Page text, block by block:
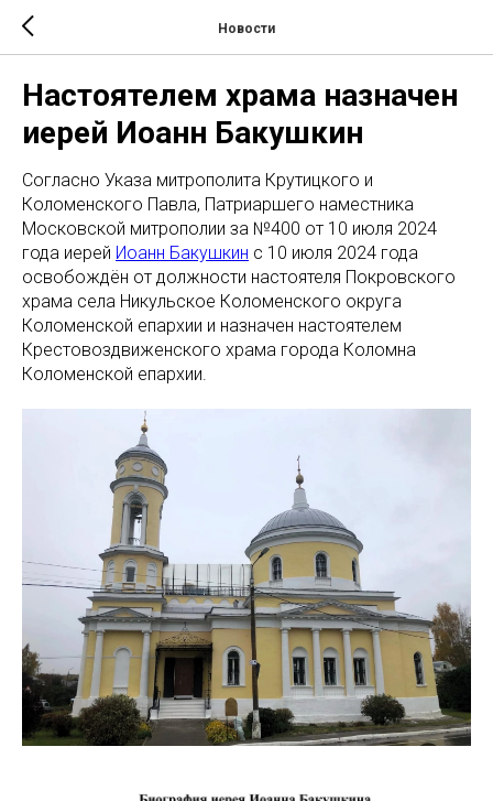
Новости
Настоятелем храма назначен
иерей Иоанн Бакушкин
Согласно Указа митрополита Крутицкого и
Коломенского Павла, Патриаршего наместника
Московской митрополии за №400 от 10 июля 2024
года иерей Иоанн Бакушкин с 10 июля 2024 года
освобождён от должности настоятеля Покровского
храма села Никульское Коломенского округа
Коломенской епархии и назначен настоятелем
Крестовоздвиженского храма города Коломна
Коломенской епархии.